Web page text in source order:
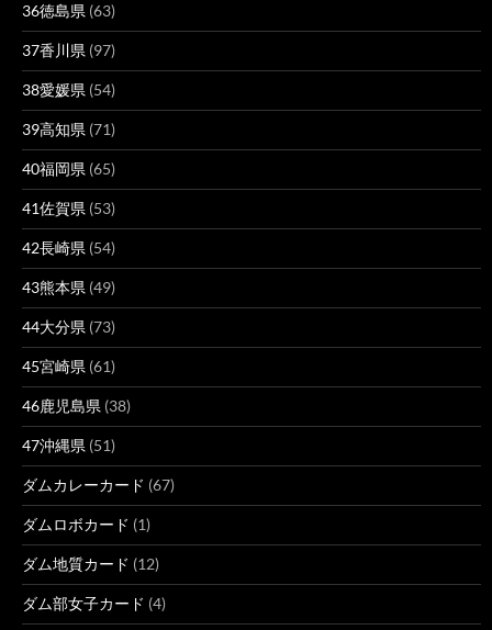
36徳島県 (63)
37香川県 (97)
38愛媛県 (54)
39高知県 (71)
40福岡県 (65)
41佐賀県 (53)
42長崎県 (54)
43熊本県 (49)
44大分県 (73)
45宮崎県 (61)
46鹿児島県 (38)
47沖縄県 (51)
ダムカレーカード (67)
ダムロボカード (1)
ダム地質カード (12)
ダム部女子カード (4)